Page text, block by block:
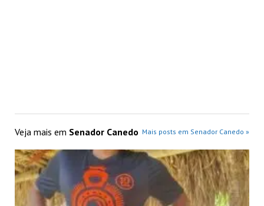
Veja mais em Senador Canedo Mais posts em Senador Canedo »